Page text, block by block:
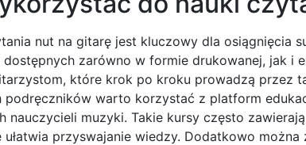
nut na gitarę jest kluczowy dla osiągnięcia
zarówno w formie drukowanej, jak i
które krok po kroku prowadzą przez
warto korzystać z platform
muzyki. Takie kursy często
przyswajanie wiedzy. Dodatkowo